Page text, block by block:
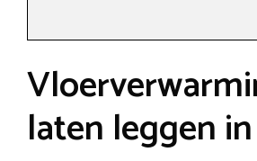
laten leggen